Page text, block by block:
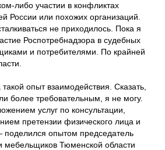
либо участии в конфликтах
России или похожих организаций.
не приходилось. Пока я
Роспотребнадзора в судебных
и потребителями. По крайней
опыт взаимодействия. Сказать,
более требовательным, я не могу.
услуг по консультации,
претензии физического лица и
опытом председатель
мебельщиков Тюменской области